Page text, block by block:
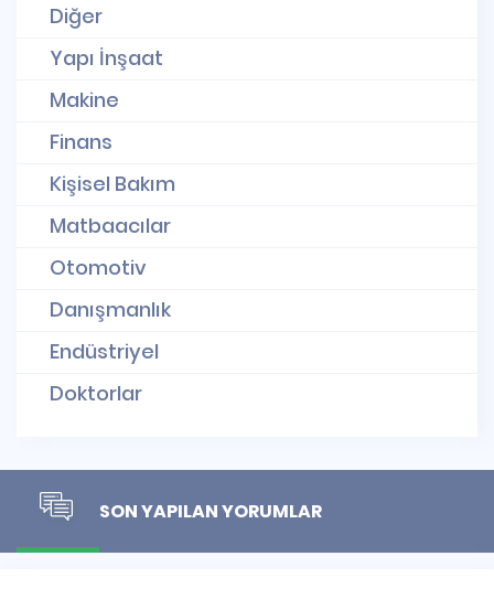
Diğer
Yapı İnşaat
Makine
Finans
Kişisel Bakım
Matbaacılar
Otomotiv
Danışmanlık
Endüstriyel
Doktorlar
SON YAPILAN YORUMLAR